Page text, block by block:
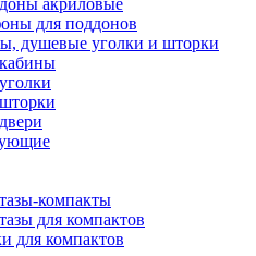
акриловые
для поддонов
душевые уголки и шторки
компакты
для компактов
для компактов